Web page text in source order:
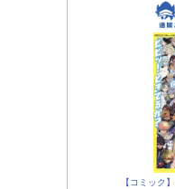
【コミック